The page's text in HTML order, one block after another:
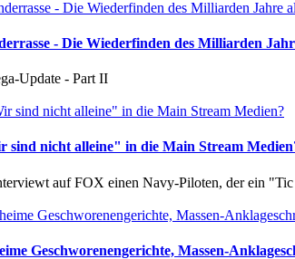
- Die Wiederfinden des Milliarden
Update - Part II
sind nicht alleine" in die Main Stream
auf FOX einen Navy-Piloten, der ein
Geschworenengerichte, Massen-